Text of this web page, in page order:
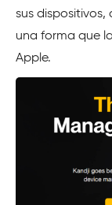
sus
una forma que
Apple.